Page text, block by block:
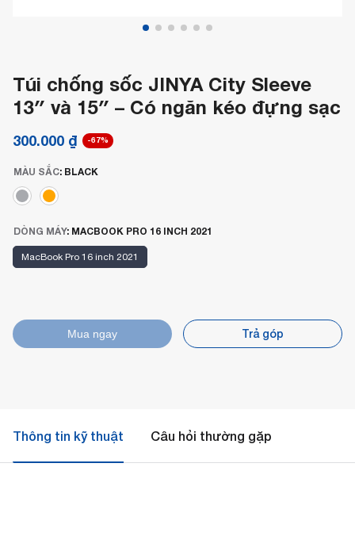
Túi chống sốc JINYA City Sleeve
13″ và 15″ – Có ngăn kéo đựng sạc
300.000 ₫ -67%
MÀU SẮC: BLACK
DÒNG MÁY: MACBOOK PRO 16 INCH 2021
MacBook Pro 16 inch 2021
Mua ngay Trả góp
Thông tin kỹ thuật Câu hỏi thường gặp